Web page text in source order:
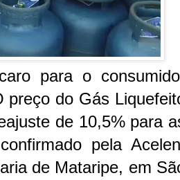
para o
preço do Gás
de 10,5% para
pela
de Mataripe, em